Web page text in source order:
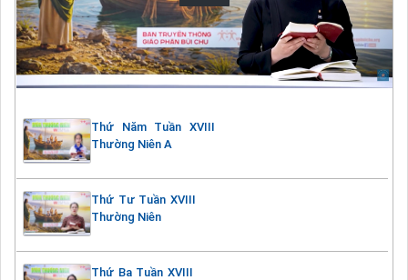
Thứ Năm Tuần XVIII
Thường Niên A
Thứ Tư Tuần XVIII
Thường Niên
Thứ Ba Tuần XVIII